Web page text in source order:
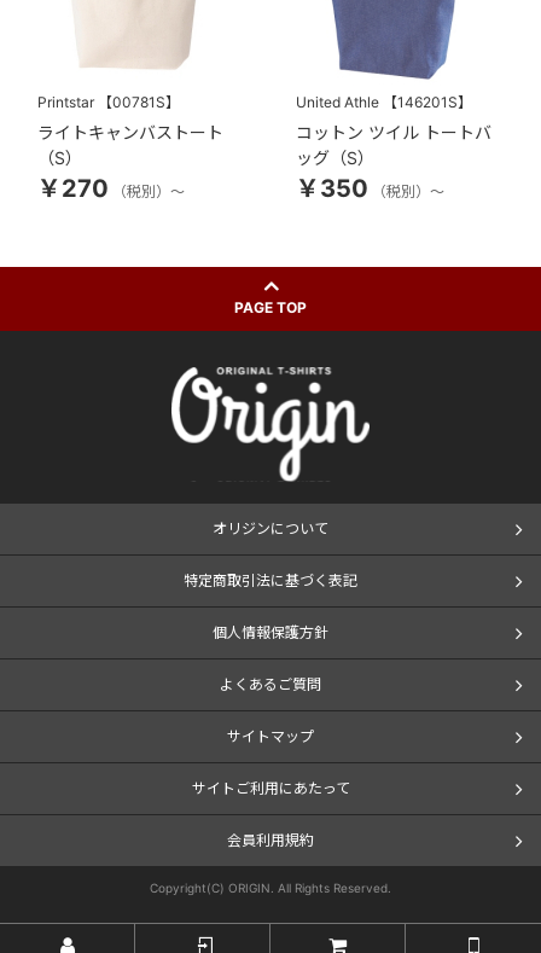
Printstar 【00781S】
ライトキャンバストート
（S）
￥270 （税別）～
United Athle 【146201S】
コットン ツイル トートバ
ッグ（S）
￥350 （税別）～
PAGE TOP
オリジンについて
特定商取引法に基づく表記
個人情報保護方針
よくあるご質問
サイトマップ
サイトご利用にあたって
会員利用規約
Copyright(C) ORIGIN. All Rights Reserved.